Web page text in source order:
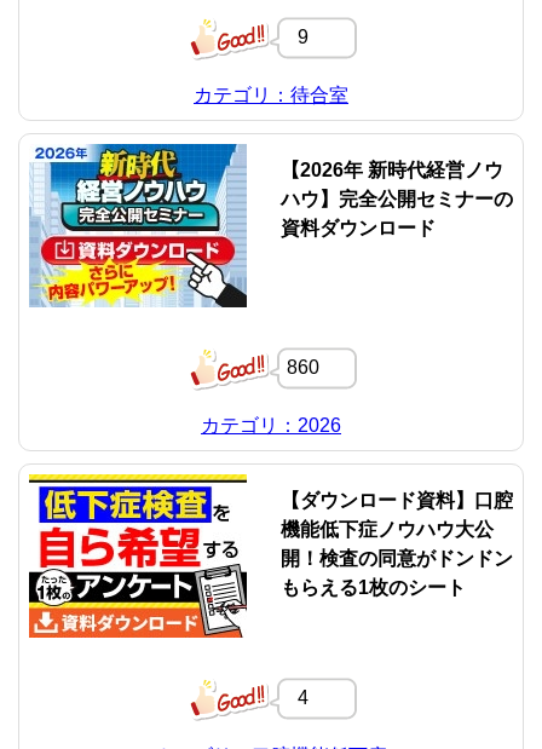
9
カテゴリ：待合室
【2026年 新時代経営ノウ
ハウ】完全公開セミナーの
資料ダウンロード
860
カテゴリ：2026
【ダウンロード資料】口腔
機能低下症ノウハウ大公
開！検査の同意がドンドン
もらえる1枚のシート
4